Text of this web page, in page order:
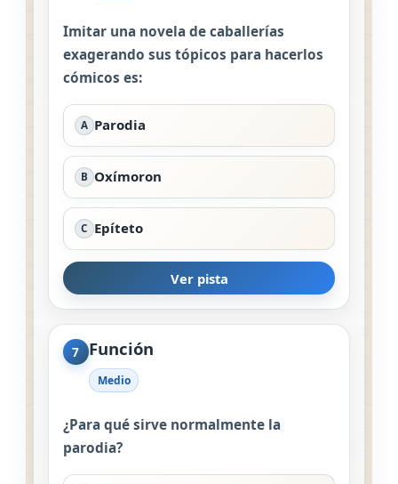
Imitar una novela de caballerías
exagerando sus tópicos para hacerlos
cómicos es:
A Parodia
B Oxímoron
C Epíteto
Ver pista
7 Función
Medio
¿Para qué sirve normalmente la
parodia?